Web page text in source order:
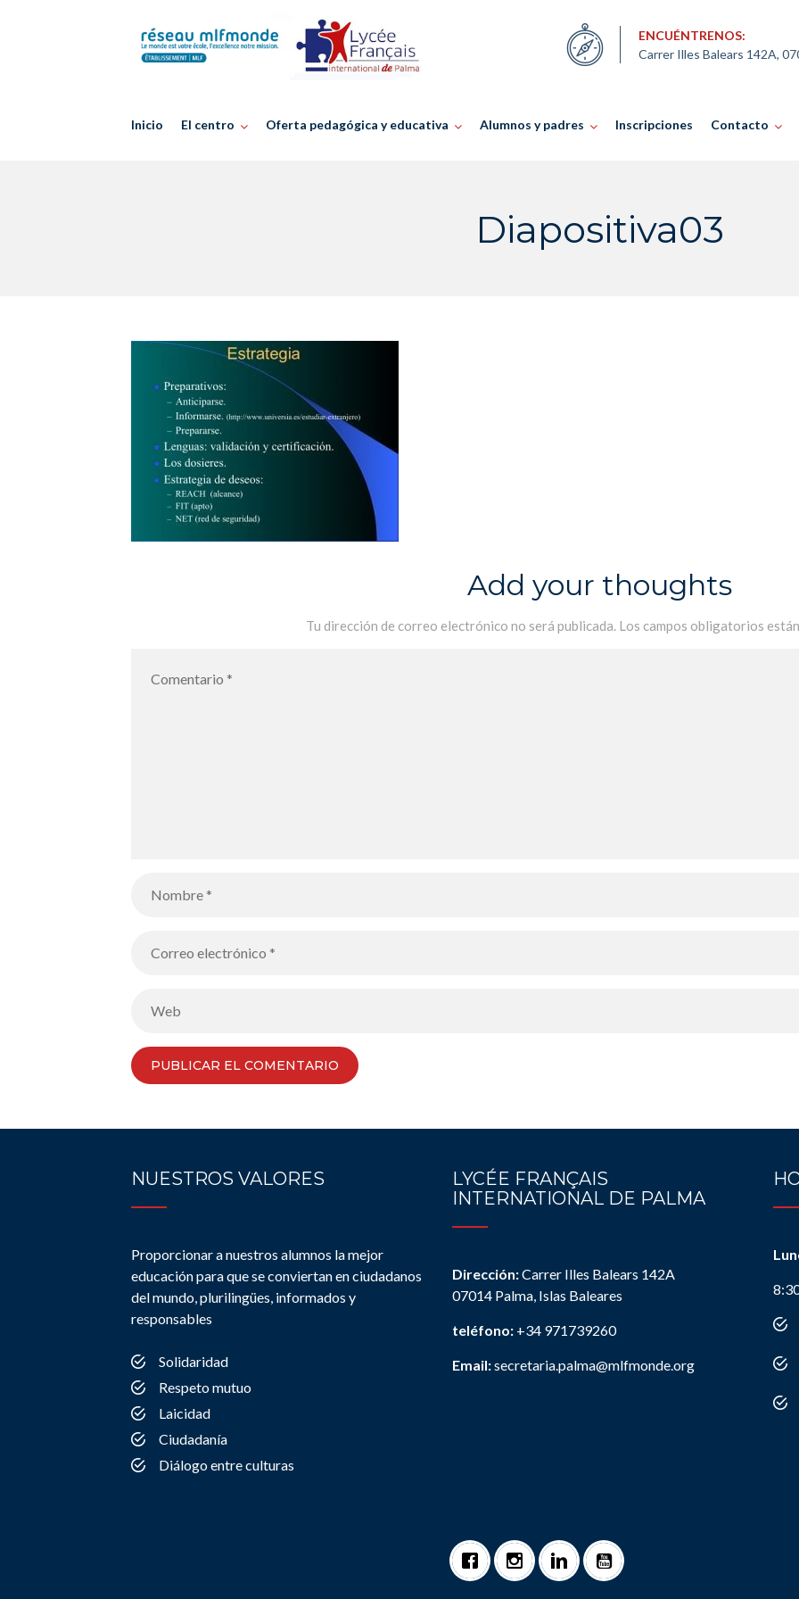
ENCUÉNTRENOS:
Carrer Illes Balears 142A,
Inicio El centro Oferta pedagógica y educativa Alumnos y padres Inscripciones Contacto
Diapositiva03
Add your thoughts
Tu dirección de correo electrónico no será publicada. Los campos obligatorios
NUESTROS VALORES
Proporcionar a nuestros alumnos la mejor
educación para que se conviertan en ciudadanos
del mundo, plurilingües, informados y
responsables
Solidaridad
Respeto mutuo
Laicidad
Ciudadanía
Diálogo entre culturas
LYCÉE FRANÇAIS
INTERNATIONAL DE PALMA
Dirección:Carrer Illes Balears 142A
07014 Palma, Islas Baleares
teléfono: +34 971739260
Email:secretaria.palma@mlfmonde.org